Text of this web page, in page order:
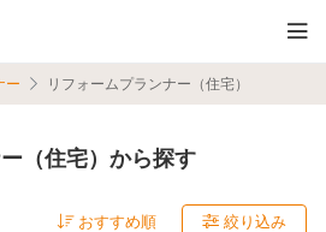
ー リフォームプランナー（住宅）
（住宅）から探す
絞り込み